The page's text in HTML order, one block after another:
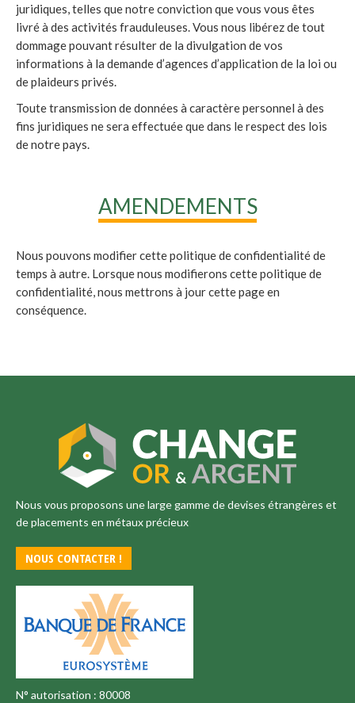
juridiques, telles que notre conviction que vous vous êtes
livré à des activités frauduleuses. Vous nous libérez de tout
dommage pouvant résulter de la divulgation de vos
informations à la demande d’agences d’application de la loi ou
de plaideurs privés.
Toute transmission de données à caractère personnel à des
fins juridiques ne sera effectuée que dans le respect des lois
de notre pays.
AMENDEMENTS
Nous pouvons modifier cette politique de confidentialité de
temps à autre. Lorsque nous modifierons cette politique de
confidentialité, nous mettrons à jour cette page en
conséquence.
Nous vous proposons une large gamme de devises étrangères et
de placements en métaux précieux
NOUS CONTACTER !
N° autorisation : 80008